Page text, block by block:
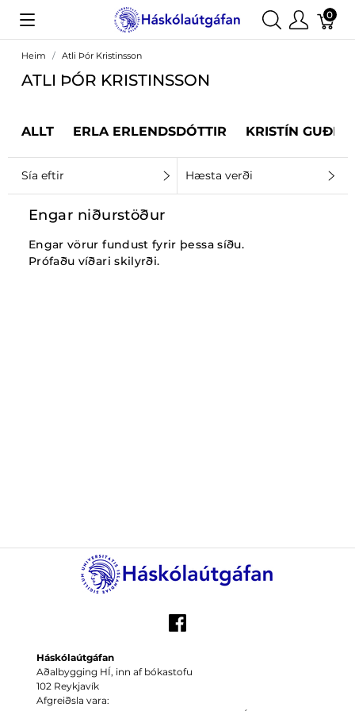
0
Heim Atli Þór Kristinsson
ATLI ÞÓR KRISTINSSON
ALLT ERLA ERLENDSDÓTTIR KRISTÍN
Sía eftir Hæsta verði
Engar niðurstöður
Engar vörur fundust fyrir þessa síðu.
Prófaðu víðari skilyrði.
Háskólaútgáfan
Aðalbygging HÍ, inn af bókastofu
102 Reykjavík
Afgreiðsla vara: